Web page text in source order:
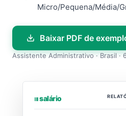
Micro/Pequena/Média/
Baixar PDF de
Assistente Administrativo · Brasil ·
⏐⏐⏐ salário